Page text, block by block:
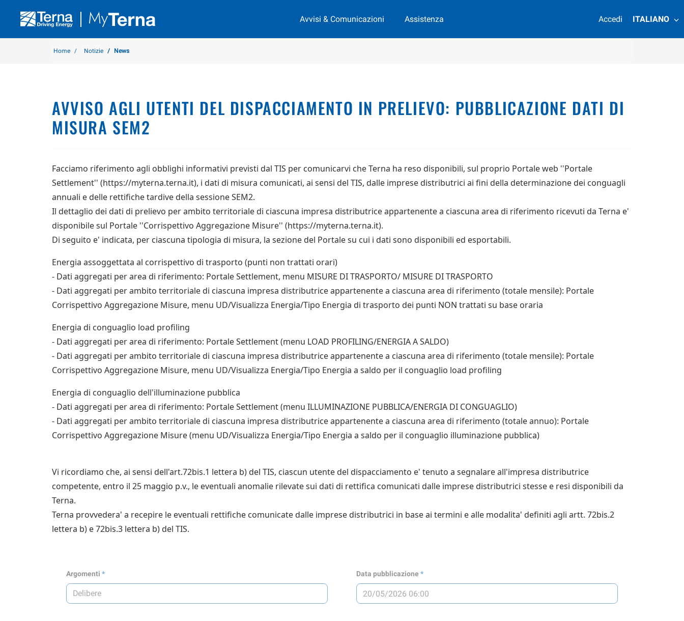
Avvisi & Comunicazioni Assistenza Accedi ITALIANO
Home Notizie News
AVVISO AGLI UTENTI DEL DISPACCIAMENTO IN PRELIEVO: PUBBLICAZIONE DATI DI
MISURA SEM2
Facciamo riferimento agli obblighi informativi previsti dal TIS per comunicarvi che Terna ha reso disponibili, sul proprio Portale web ''Portale
Settlement'' (https://myterna.terna.it), i dati di misura comunicati, ai sensi del TIS, dalle imprese distributrici ai fini della determinazione dei conguagli
annuali e delle rettifiche tardive della sessione SEM2.
Il dettaglio dei dati di prelievo per ambito territoriale di ciascuna impresa distributrice appartenente a ciascuna area di riferimento ricevuti da Terna e'
disponibile sul Portale ''Corrispettivo Aggregazione Misure'' (https://myterna.terna.it).
Di seguito e' indicata, per ciascuna tipologia di misura, la sezione del Portale su cui i dati sono disponibili ed esportabili.
Energia assoggettata al corrispettivo di trasporto (punti non trattati orari)
- Dati aggregati per area di riferimento: Portale Settlement, menu MISURE DI TRASPORTO/ MISURE DI TRASPORTO
- Dati aggregati per ambito territoriale di ciascuna impresa distributrice appartenente a ciascuna area di riferimento (totale mensile): Portale
Corrispettivo Aggregazione Misure, menu UD/Visualizza Energia/Tipo Energia di trasporto dei punti NON trattati su base oraria
Energia di conguaglio load profiling
- Dati aggregati per area di riferimento: Portale Settlement (menu LOAD PROFILING/ENERGIA A SALDO)
- Dati aggregati per ambito territoriale di ciascuna impresa distributrice appartenente a ciascuna area di riferimento (totale mensile): Portale
Corrispettivo Aggregazione Misure, menu UD/Visualizza Energia/Tipo Energia a saldo per il conguaglio load profiling
Energia di conguaglio dell'illuminazione pubblica
- Dati aggregati per area di riferimento: Portale Settlement (menu ILLUMINAZIONE PUBBLICA/ENERGIA DI CONGUAGLIO)
- Dati aggregati per ambito territoriale di ciascuna impresa distributrice appartenente a ciascuna area di riferimento (totale annuo): Portale
Corrispettivo Aggregazione Misure (menu UD/Visualizza Energia/Tipo Energia a saldo per il conguaglio illuminazione pubblica)
Vi ricordiamo che, ai sensi dell'art.72bis.1 lettera b) del TIS, ciascun utente del dispacciamento e' tenuto a segnalare all'impresa distributrice
competente, entro il 25 maggio p.v., le eventuali anomalie rilevate sui dati di rettifica comunicati dalle imprese distributrici stesse e resi disponibili da
Terna.
Terna provvedera' a recepire le eventuali rettifiche comunicate dalle imprese distributrici in base ai termini e alle modalita' definiti agli artt. 72bis.2
lettera b) e 72bis.3 lettera b) del TIS.
Argomenti Data pubblicazione